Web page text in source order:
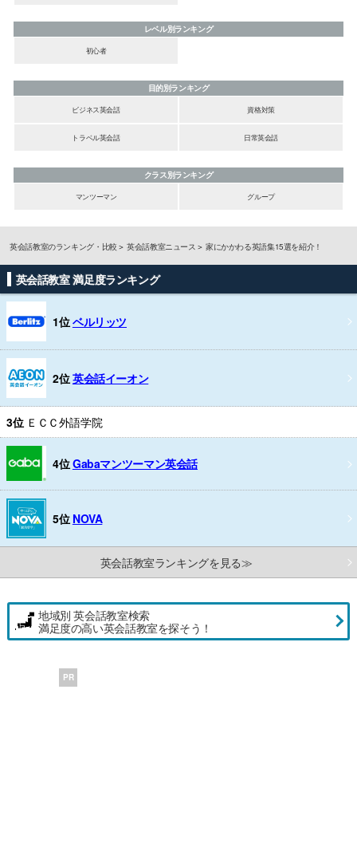
レベル別ランキング
初心者
目的別ランキング
ビジネス英会話
資格対策
トラベル英会話 日常英会話
クラス別ランキング
マンツーマン
グループ
英会話教室のランキング・比較 英会話教室ニュース 家にかかわる英語集15選を紹介！
英会話教室 満足度ランキング
1位ベルリッツ
2位英会話イーオン
3位 ＥＣＣ外語学院
4位Gabaマンツーマン英会話
5位 NOVA
英会話教室ランキングを見る≫
地域別 英会話教室検索
満足度の高い英会話教室を探そう！
PR